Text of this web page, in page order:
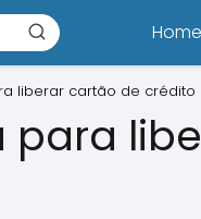
Home
liberar cartão de crédito
para